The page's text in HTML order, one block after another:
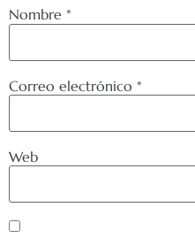
Nombre *
Correo electrónico *
Web